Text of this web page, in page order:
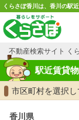
くらさぽ香川は、香川の駅
不動産検索サイト く
駅近賃貸
市区町村を選択
香川県